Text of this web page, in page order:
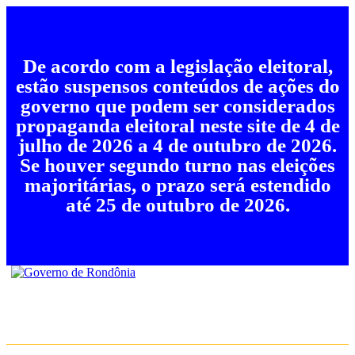
De acordo com a legislação eleitoral,
estão suspensos conteúdos de ações do
governo que podem ser considerados
propaganda eleitoral neste site de 4 de
julho de 2026 a 4 de outubro de 2026.
Se houver segundo turno nas eleições
majoritárias, o prazo será estendido
até 25 de outubro de 2026.